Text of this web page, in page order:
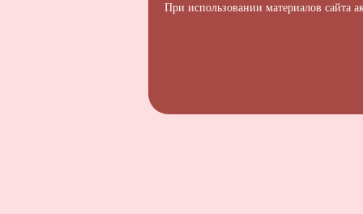
При использовании материалов сайта